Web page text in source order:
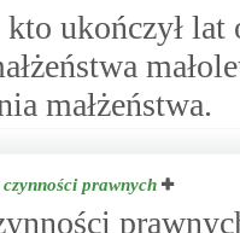
ukończył lat
małżeństwa.
prawnych